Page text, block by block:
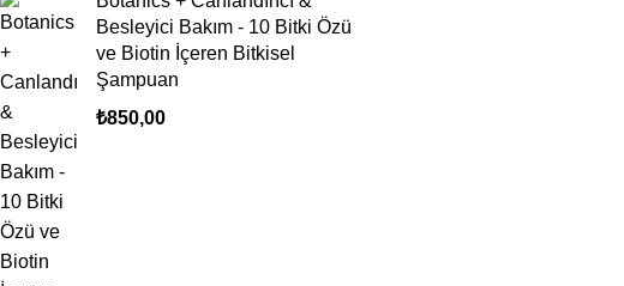
Besleyici Bakım - 10 Bitki Özü
ve Biotin İçeren Bitkisel
Şampuan
₺850,00